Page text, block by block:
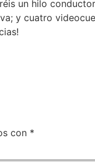
un hilo
y cuatro
con *